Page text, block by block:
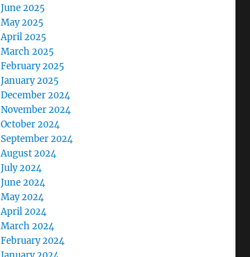
June 2025
May 2025
April 2025
March 2025
February 2025
January 2025
December 2024
November 2024
October 2024
September 2024
August 2024
July 2024
June 2024
May 2024
April 2024
March 2024
February 2024